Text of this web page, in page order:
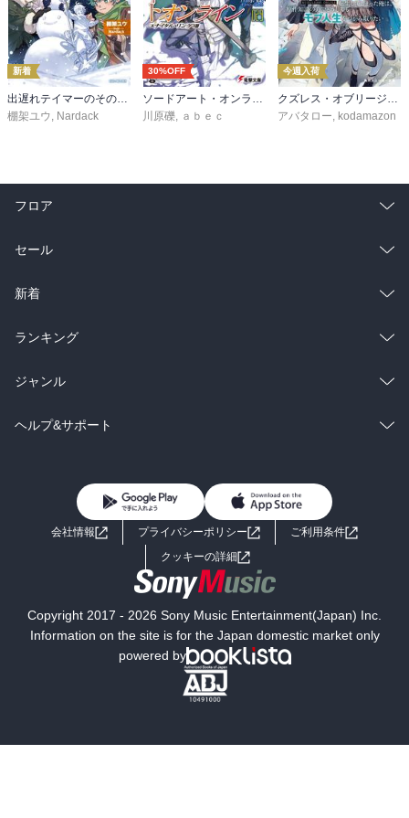
新着
出遅れテイマーのその日暮らし 16
棚架ユウ, Nardack
30%OFF
ソードアート・オンライン29 ユナイタル・リングVIII
川原礫, ａｂｅｃ
今週入荷
クズレス・オブリージュ６ 18禁ゲー世界のクズ悪役に転生してしまった俺は、原作知識の力でどうしてもモブ人生をつかみ取りたい【電子特別版】
アバタロー, kodamazon
フロア
総合
ラノベ
雑誌・グラビア
BL・TL
セール
総合
ラノベ
雑誌・グラビア
BL・TL
新着
総合
ラノベ
雑誌・グラビア
ランキング
総合
ラノベ
ジャンル
コミック
ライトノベル 男子向けラノベ
小説
海外小説
ミステリー SF
文学
ヘルプ&サポート
よくあるご質問 お問い合わせ
会社情報 プライバシーポリシー
ご利用条件
クッキーの詳細
Copyright 2017 - 2026 Sony Music Entertainment(Japan) Inc.
Information on the site is for the Japan domestic market only
powered by